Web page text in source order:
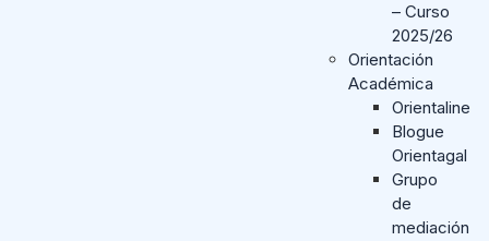
– Curso
2025/26
Orientación
Académica
Orientaline
Blogue
Orientagal
Grupo
de
mediación